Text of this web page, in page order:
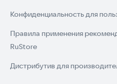
Конфиденциальность для
Правила применения
RuStore
Дистрибутив для